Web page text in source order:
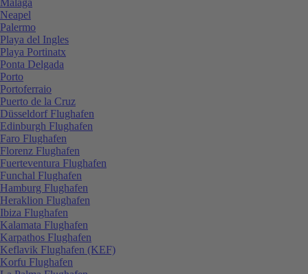
Neapel
Palermo
Playa del Ingles
Playa Portinatx
Ponta Delgada
Porto
Portoferraio
Puerto de la Cruz
Düsseldorf Flughafen
Edinburgh Flughafen
Faro Flughafen
Florenz Flughafen
Fuerteventura Flughafen
Funchal Flughafen
Hamburg Flughafen
Heraklion Flughafen
Ibiza Flughafen
Kalamata Flughafen
Karpathos Flughafen
Keflavik Flughafen (KEF)
Korfu Flughafen